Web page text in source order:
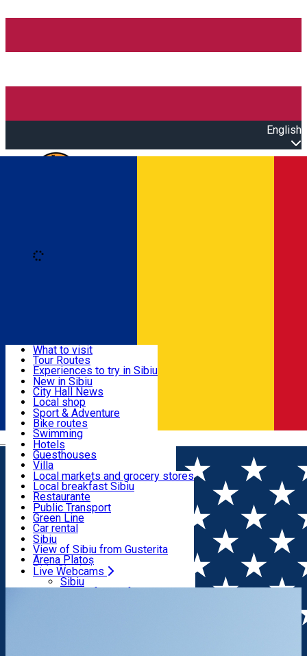
English
Română
Useful info
Activities & Adventure
Accommodation
Food, Drinks & Nightlife
Transport & Parking
Live Webcams
What to visit
Tour Routes
Experiences to try in Sibiu
Podcast
Culture
Museums
Churches
Parks, Zoo
County of Sibiu
New in Sibiu
City Hall News
Local shop
Sibiu artisans
Sibiul Verde
Public services
Education
How do I get to Sibiu
Tourist Info
Tour Guides
Guided tours
Publicații locale
Beauty salons
Sport & Adventure
Bike routes
Swimming
Riding
Indoor activities
Loc de joacă indoor
Loc de joacă outdoor
Ski
Ice skating
Yoga
Hotels
Guesthouses
Villa
Hostels
Motel
Camping
Renting rooms
Rooms for rent
Accommodation outside Sibiu
Local markets and grocery stores
Local breakfast Sibiu
Restaurante
Pizza
Fast Food
Coffee
Sweets
Pub, Bar
Night clubs
Bakeries
Public Transport
Green Line
Car rental
Rent a bike
Scooter rentals
Taxi
Ride Sharing
Parking tickets
Parking places
Sibiu
View of Sibiu from Gusterita
Arena Platoș
Live Webcams
Sibiu
View of Sibiu from Gusterita
Home Press release Turnul Sfatului,...ă în reabilitare